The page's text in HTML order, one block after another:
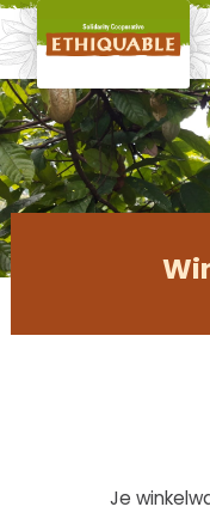
Skip to main content
Je